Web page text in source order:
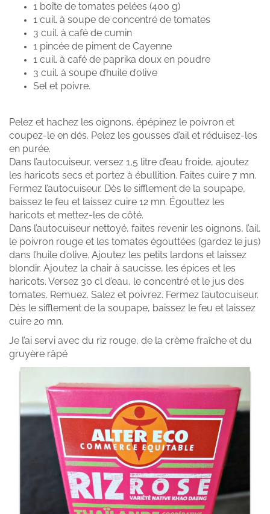
1 boîte de tomates pelées (400 g)
1 cuil. à soupe de concentré de tomates
3 cuil. à café de cumin
1 pincée de piment de Cayenne
1 cuil. à café de paprika doux en poudre
3 cuil. à soupe d’huile d’olive
Sel et poivre.
Pelez et hachez les oignons, épépinez le poivron et
coupez-le en dés. Pelez les gousses d’ail et réduisez-les
en purée.
Dans l’autocuiseur, versez 1,5 litre d’eau froide, ajoutez
les haricots secs et portez à ébullition. Faites cuire 7 mn.
Fermez l’autocuiseur. Dès le sifflement de la soupape,
baissez le feu et laissez cuire 12 mn. Égouttez les
haricots et mettez-les de côté.
Dans l’autocuiseur nettoyé, faites revenir les oignons, l’ail,
le poivron rouge et les tomates égouttées (gardez le jus)
dans l’huile d’olive. Ajoutez les petits lardons et laissez
blondir. Ajoutez la chair à saucisse, les épices et les
haricots. Versez 30 cl d’eau, le concentré et le jus des
tomates. Remuez. Salez et poivrez. Fermez l’autocuiseur.
Dès le sifflement de la soupape, baissez le feu et laissez
cuire 20 mn.
Je l’ai servi avec du riz rouge, de la crème fraîche et du
gruyère râpé